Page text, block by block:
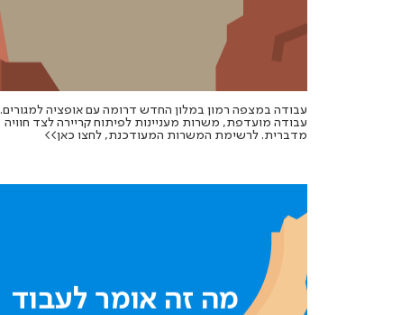
עבודה במצפה רמון במלון החדש דרומה עם אופציה למגורים.
עבודה מועדפת, משרות מעניינות לפיתוח קריירה לצד חוויה
מדברית. לרשימת המשרות המעודכנת, לחצו כאן>>